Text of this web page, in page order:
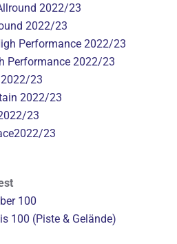
2022/23
2022/23
Performance 2022/23
Performance 2022/23
2022/23
2022/23
23
23
100
100 (Piste & Gelände)